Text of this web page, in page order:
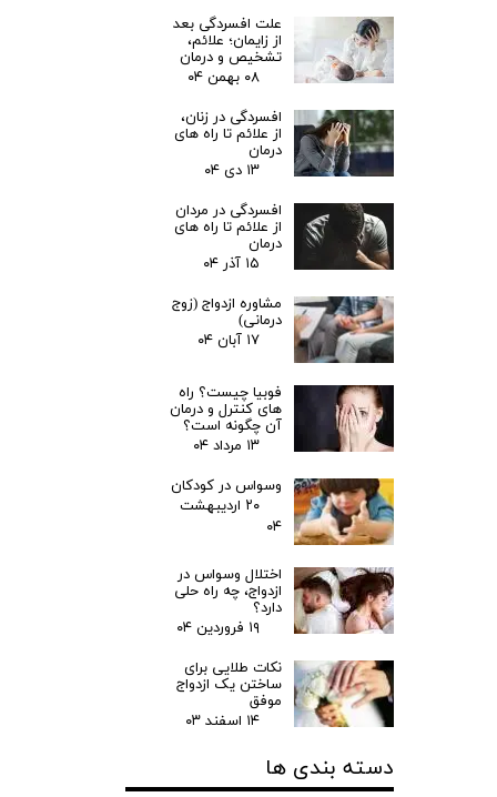
علت افسردگی بعد
از زایمان؛ علائم،
تشخیص و درمان
۰۸ بهمن ۰۴
افسردگی در زنان،
از علائم تا راه های
درمان
۱۳ دی ۰۴
افسردگی در مردان
از علائم تا راه های
درمان
۱۵ آذر ۰۴
مشاوره ازدواج (زوج
درمانی)
۱۷ آبان ۰۴
فوبیا چیست؟ راه
های کنترل و درمان
آن چگونه است؟
۱۳ مرداد ۰۴
وسواس در کودکان
۲۰ اردیبهشت
۰۴
اختلال وسواس در
ازدواج، چه راه حلی
دارد؟
۱۹ فروردین ۰۴
نکات طلایی برای
ساختن یک ازدواج
موفق
۱۴ اسفند ۰۳
دسته بندی ها